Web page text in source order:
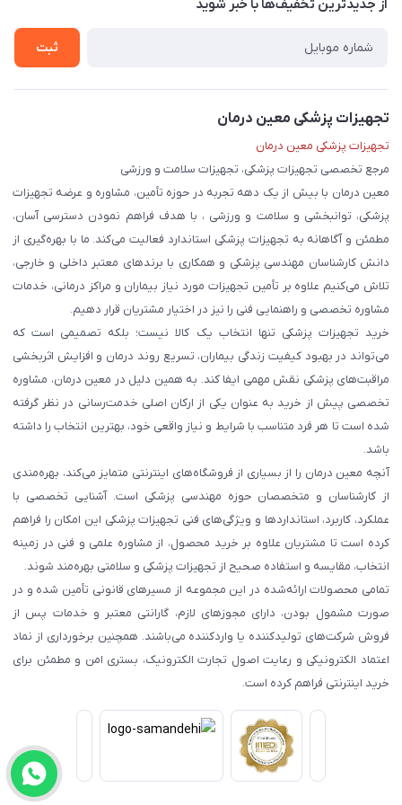
حریم خصوصی
از جدید‌ترین تخفیف‌ها با‌ خبر شوید
ثبت
تجهیزات پزشکی معین درمان
تجهیزات پزشکی معین درمان
مرجع تخصصی تجهیزات پزشکی، تجهیزات سلامت و ورزشی
معین درمان با بیش از یک دهه تجربه در حوزه تأمین، مشاوره و عرضه تجهیزات
پزشکی، توانبخشی و سلامت و ورزشی ، با هدف فراهم نمودن دسترسی آسان،
مطمئن و آگاهانه به تجهیزات پزشکی استاندارد فعالیت می‌کند. ما با بهره‌گیری از
دانش کارشناسان مهندسی پزشکی و همکاری با برندهای معتبر داخلی و خارجی،
تلاش می‌کنیم علاوه بر تأمین تجهیزات مورد نیاز بیماران و مراکز درمانی، خدمات
مشاوره تخصصی و راهنمایی فنی را نیز در اختیار مشتریان قرار دهیم.
خرید تجهیزات پزشکی تنها انتخاب یک کالا نیست؛ بلکه تصمیمی است که
می‌تواند در بهبود کیفیت زندگی بیماران، تسریع روند درمان و افزایش اثربخشی
مراقبت‌های پزشکی نقش مهمی ایفا کند. به همین دلیل در معین درمان، مشاوره
تخصصی پیش از خرید به عنوان یکی از ارکان اصلی خدمت‌رسانی در نظر گرفته
شده است تا هر فرد متناسب با شرایط و نیاز واقعی خود، بهترین انتخاب را داشته
باشد.
آنچه معین درمان را از بسیاری از فروشگاه‌های اینترنتی متمایز می‌کند، بهره‌مندی
از کارشناسان و متخصصان حوزه مهندسی پزشکی است. آشنایی تخصصی با
عملکرد، کاربرد، استانداردها و ویژگی‌های فنی تجهیزات پزشکی این امکان را فراهم
کرده است تا مشتریان علاوه بر خرید محصول، از مشاوره علمی و فنی در زمینه
انتخاب، مقایسه و استفاده صحیح از تجهیزات پزشکی و سلامتی بهره‌مند شوند.
تمامی محصولات ارائه‌شده در این مجموعه از مسیرهای قانونی تأمین شده و در
صورت مشمول بودن، دارای مجوزهای لازم، گارانتی معتبر و خدمات پس از
فروش شرکت‌های تولیدکننده یا واردکننده می‌باشند. همچنین برخورداری از نماد
اعتماد الکترونیکی و رعایت اصول تجارت الکترونیک، بستری امن و مطمئن برای
خرید اینترنتی فراهم کرده است.